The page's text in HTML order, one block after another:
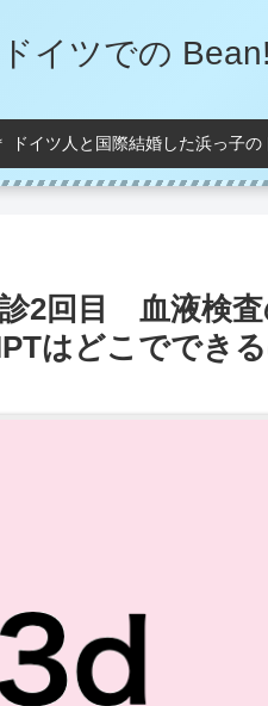
ドイツでの
ドイツ人と国際結婚した浜っ子の
2回目 血液検
はどこででき